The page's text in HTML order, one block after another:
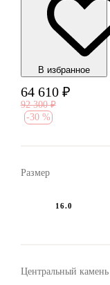
В избранноe
64 610 ₽
92 300 ₽
-30 %
Размер
16.0
Центральный камень